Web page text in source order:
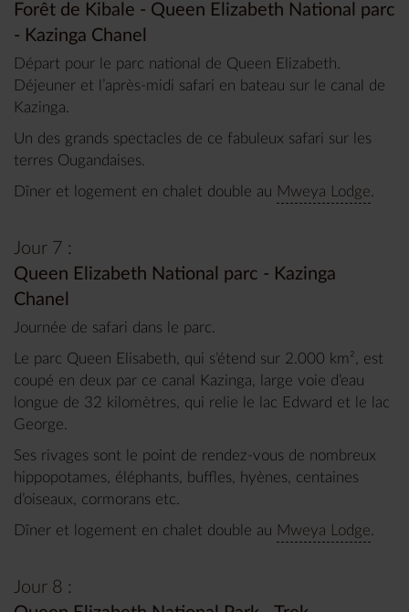
Forêt de Kibale - Queen Elizabeth National parc
- Kazinga Chanel
Départ pour le parc national de Queen Elizabeth.
Déjeuner et l’après-midi safari en bateau sur le canal de
Kazinga.
Un des grands spectacles de ce fabuleux safari sur les
terres Ougandaises.
Dîner et logement en chalet double au Mweya Lodge
Jour 7 :
Queen Elizabeth National parc - Kazinga
Chanel
Journée de safari dans le parc.
Le parc Queen Elisabeth, qui s’étend sur 2.000 km², est
coupé en deux par ce canal Kazinga, large voie d’eau
longue de 32 kilomètres, qui relie le lac Edward et le lac
George.
Ses rivages sont le point de rendez-vous de nombreux
hippopotames, éléphants, buffles, hyènes, centaines
d’oiseaux, cormorans etc.
Dîner et logement en chalet double au Mweya Lodge
Jour 8 :